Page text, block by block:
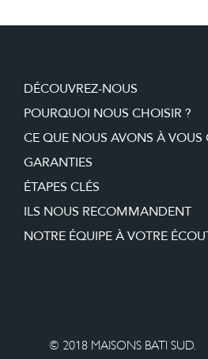
DÉCOUVREZ-NOUS
POURQUOI NOUS CHOISIR ?
CE QUE NOUS AVONS À VOUS
GARANTIES
ÉTAPES CLÉS
ILS NOUS RECOMMANDENT
NOTRE ÉQUIPE À VOTRE
© 2018 MAISONS BATI SUD.